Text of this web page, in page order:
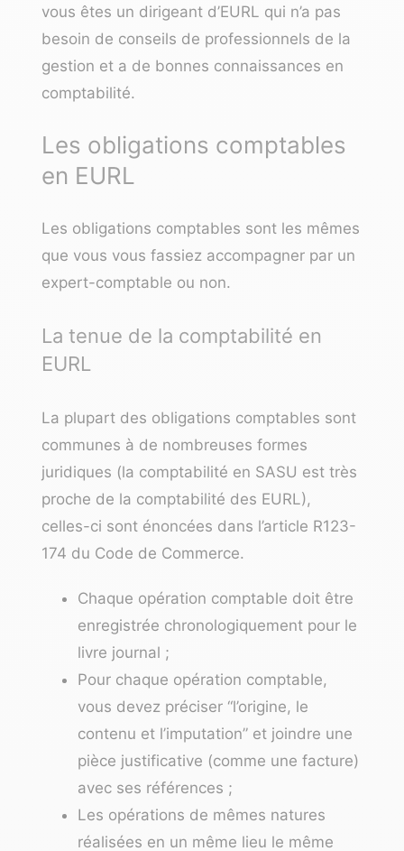
vous êtes un dirigeant d’EURL qui n’a pas
besoin de conseils de professionnels de la
gestion et a de bonnes connaissances en
comptabilité.
Les obligations comptables
en EURL
Les obligations comptables sont les mêmes
que vous vous fassiez accompagner par un
expert-comptable ou non.
La tenue de la comptabilité en
EURL
La plupart des obligations comptables sont
communes à de nombreuses formes
juridiques (la comptabilité en SASU est très
proche de la comptabilité des EURL),
celles-ci sont énoncées dans l’article R123-
174 du Code de Commerce.
Chaque opération comptable doit être
enregistrée chronologiquement pour le
livre journal ;
Pour chaque opération comptable,
vous devez préciser “l’origine, le
contenu et l’imputation” et joindre une
pièce justificative (comme une facture)
avec ses références ;
Les opérations de mêmes natures
réalisées en un même lieu le même